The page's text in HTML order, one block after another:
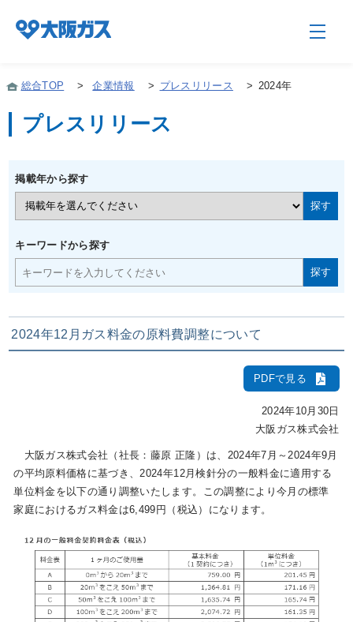
企業情報TOP
企業/グループについて
社会貢献
サステナビリティ
採用情報
プレスリリース
総合TOP > 企業情報 > プレスリリース > 2024年
プレスリリース
掲載年から探す
キーワードから探す
2024年12月ガス料金の原料費調整について
PDFで見る
2024年10月30日
大阪ガス株式会社
大阪ガス株式会社（社長：藤原 正隆）は、2024年7月～2024年9月
の平均原料価格に基づき、2024年12月検針分の一般料金に適用する
単位料金を以下の通り調整いたします。この調整により今月の標準
家庭におけるガス料金は6,499円（税込）になります。